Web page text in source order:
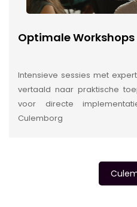
Optimale Workshops
Intensieve sessies met
vertaald naar praktische
voor directe
Culemborg